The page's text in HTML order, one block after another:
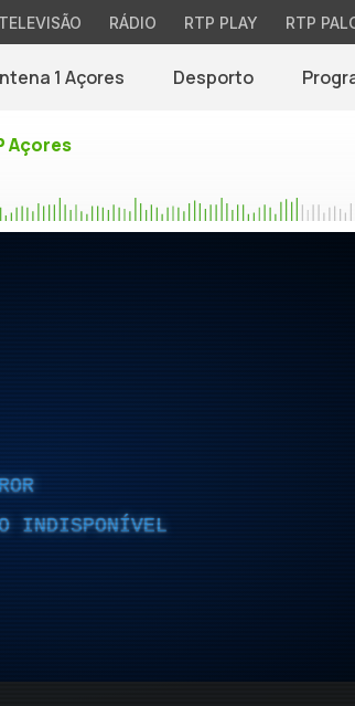
TELEVISÃO RÁDIO RTP PLAY RTP
1 Açores Desporto
Açores
INDISPONÍVEL